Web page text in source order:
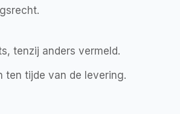
tenzij anders vermeld.
ten tijde van de levering.